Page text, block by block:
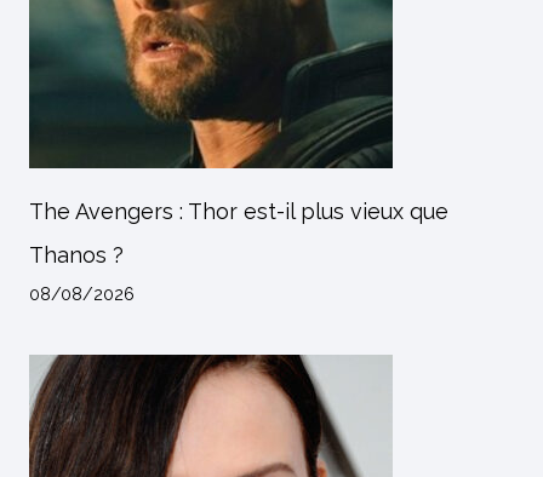
The Avengers : Thor est-il plus vieux que
Thanos ?
08/08/2026